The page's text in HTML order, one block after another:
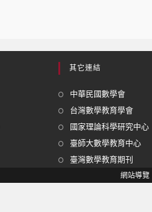
其它連結
中華民國數學會
台灣數學教育學會
國家理論科學研究中心
臺師大數學教育中心
臺灣數學教育期刊
網站導覽